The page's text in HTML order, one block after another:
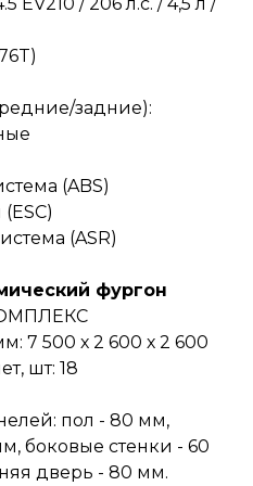
задние):
(ABS)
(ASR)
фургон
7 500 х 2 600 х 2 600
шт: 18
пол - 80 мм,
боковые стенки - 60
дверь - 80 мм.